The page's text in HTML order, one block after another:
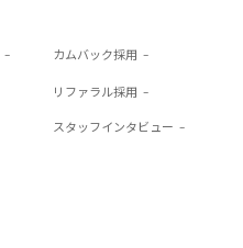
カムバック採用
リファラル採用
スタッフインタビュー